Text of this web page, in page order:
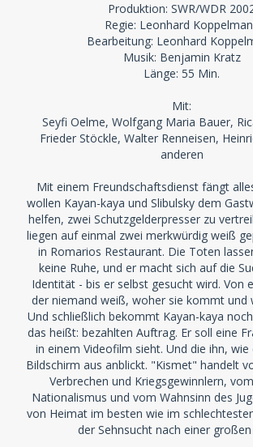
Produktion: SWR/WDR
Regie: Leonhard
Bearbeitung: Leonhard
Musik: Benjamin Kratz
Länge: 55 Min.
Mit:
Seyfi Oelme, Wolfgang Maria Bauer,
Frieder Stöckle, Walter Renneisen,
anderen
Mit einem Freundschaftsdienst fängt
wollen Kayan-kaya und Slibulsky dem
helfen, zwei Schutzgelderpresser zu
liegen auf einmal zwei merkwürdig weiß
in Romarios Restaurant. Die Toten
keine Ruhe, und er macht sich auf die
Identität - bis er selbst gesucht wird. Von
der niemand weiß, woher sie kommt und
Und schließlich bekommt Kayan-kaya
das heißt: bezahlten Auftrag. Er soll eine
in einem Videofilm sieht. Und die ihn,
Bildschirm aus anblickt. "Kismet" handelt
Verbrechen und Kriegsgewinnlern,
Nationalismus und vom Wahnsinn des
von Heimat im besten wie im
der Sehnsucht nach einer großen